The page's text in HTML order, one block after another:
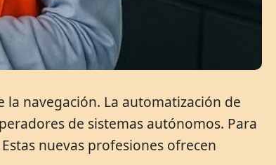
navegación. La automatización de
de sistemas autónomos. Para
nuevas profesiones ofrecen